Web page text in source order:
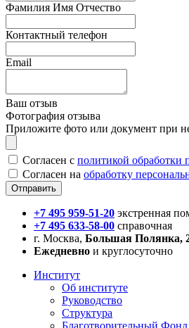
Фамилия Имя Отчество
Контактный телефон
Email
Ваш отзыв
Фотография отзыва
Приложите фото или документ при
Согласен с политикой обработки
Согласен на обработку
+7 495 959-51-20 экстренная
+7 495 633-58-00 справочная
г. Москва, Большая Полянка,
Ежедневно и круглосуточно
Институт
Об институте
Руководство
Структура
Благотворительный